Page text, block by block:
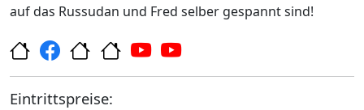
auf das Russudan und Fred selber gespannt sind!
Eintrittspreise: